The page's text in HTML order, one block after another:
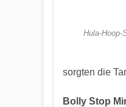
Hula-Hoop-
sorgten die
Bolly Stop